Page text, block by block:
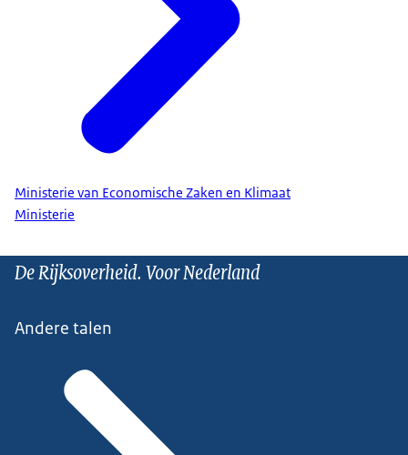
Ministerie van Economische Zaken en Klimaat
Ministerie
De Rijksoverheid. Voor Nederland
Andere talen